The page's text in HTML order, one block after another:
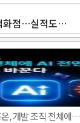
화점…실적도…
, 개발 조직 전체에…